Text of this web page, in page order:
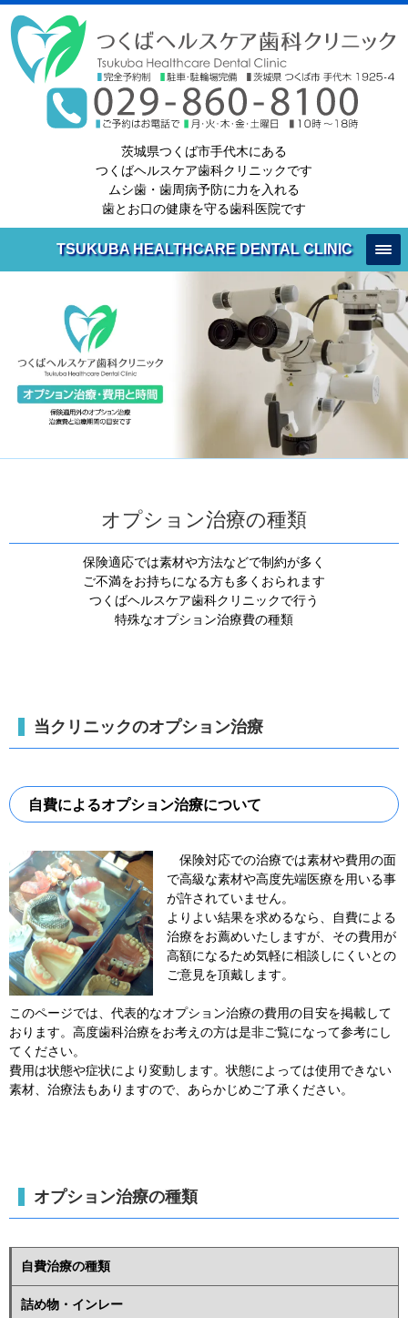
茨城県つくば市手代木にある
つくばヘルスケア歯科クリニックです
ムシ歯・歯周病予防に力を入れる
歯とお口の健康を守る歯科医院です
TSUKUBA HEALTHCARE DENTAL CLINIC
オプション治療の種類
保険適応では素材や方法などで制約が多く
ご不満をお持ちになる方も多くおられます
つくばヘルスケア歯科クリニックで行う
特殊なオプション治療費の種類
当クリニックのオプション治療
自費によるオプション治療について
保険対応での治療では素材や費用の面
で高級な素材や高度先端医療を用いる事
が許されていません。
よりよい結果を求めるなら、自費による
治療をお薦めいたしますが、その費用が
高額になるため気軽に相談しにくいとの
ご意見を頂戴します。
このページでは、代表的なオプション治療の費用の目安を掲載して
おります。高度歯科治療をお考えの方は是非ご覧になって参考にし
てください。
費用は状態や症状により変動します。状態によっては使用できない
素材、治療法もありますので、あらかじめご了承ください。
オプション治療の種類
自費治療の種類
詰め物・インレー